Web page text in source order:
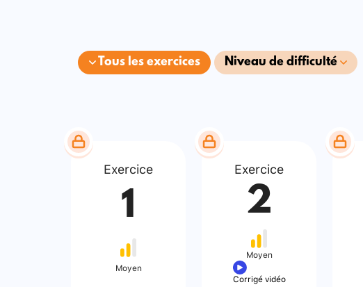
Tous les exercices Niveau de difficulté
Exercice
1
Moyen
Exercice
2
Moyen
Corrigé vidéo